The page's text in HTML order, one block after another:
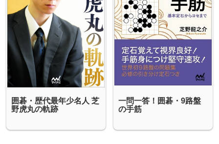
囲碁・歴代最年少名人 芝
野虎丸の軌跡
一問一答！囲碁・9路盤
の手筋